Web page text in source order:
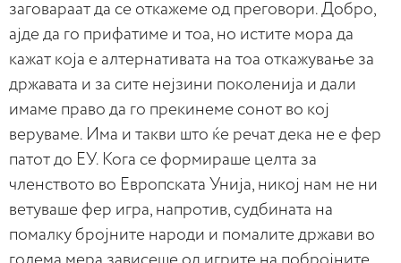
заговараат да се откажеме од преговори. Добро,
ајде да го прифатиме и тоа, но истите мора да
кажат која е алтернативата на тоа откажување за
државата и за сите нејзини поколенија и дали
имаме право да го прекинеме сонот во кој
веруваме. Има и такви што ќе речат дека не е фер
патот до ЕУ. Кога се формираше целта за
членството во Европската Унија, никој нам не ни
ветуваше фер игра, напротив, судбината на
помалку бројните народи и помалите држави во